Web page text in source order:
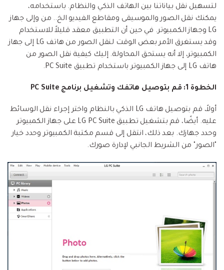
لتسهيل نقل بياناتنا بين الهاتف الذكي والنظام. باستخدامه،
يمكنك نقل الصور والموسيقى ومقاطع الفيديو الخ.. من وإلى جهاز
LG وجهاز الكمبيوتر. في حين أن التطبيق معقد قليلاً للاستخدام
وقد يستغرق الأمر بعض الوقت لنقل الصور من هاتف LG إلى جهاز
الكمبيوتر، إلا أنه يستحق المحاولة. إليك كيفية نقل الصور من
هاتف LG إلى جهاز الكمبيوتر باستخدام تطبيق PC Suite.
الخطوة 1: قم بتوصيل هاتفك وتشغيل برنامج PC Suite
أولاً، قم بتوصيل هاتف LG الذكي بالنظام واختر إجراء نقل الوسائط
عليه. أيضًا، قم بتشغيل تطبيق LG PC Suite على جهاز الكمبيوتر
وحدد جهازك. بعد ذلك، انتقل إلى قسم مكتبة الكمبيوتر وحدد خيار
"الصور" من الشريط الجانبي لإدارة صورك.